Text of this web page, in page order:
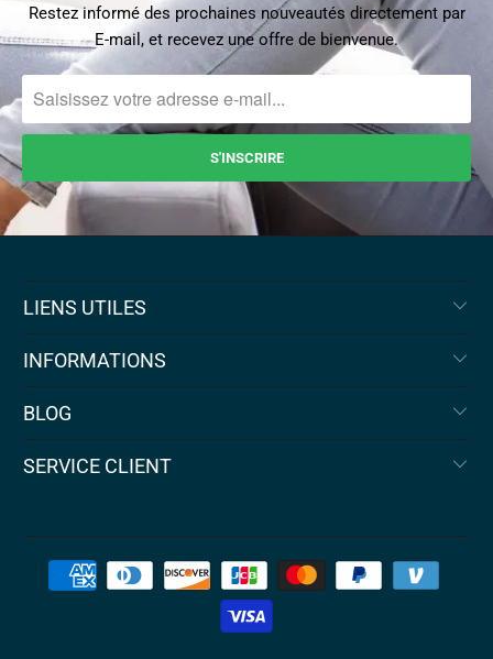
Restez informé des prochaines nouveautés directement par
E-mail, et recevez une offre de bienvenue.
LIENS UTILES
INFORMATIONS
BLOG
SERVICE CLIENT